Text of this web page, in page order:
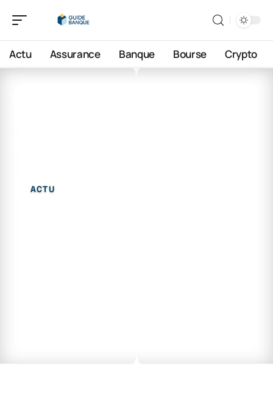
Actu Assurance Banque Bourse Crypto
ACTU